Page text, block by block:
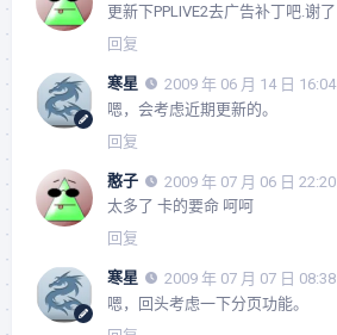
更新下PPLIVE2去广告补丁吧.谢了
回复
寒星
2009 年 06 月 14 日 16:04
嗯，会考虑近期更新的。
回复
憨子
2009 年 07 月 06 日 22:20
太多了 卡的要命 呵呵
回复
寒星
2009 年 07 月 07 日 08:38
嗯，回头考虑一下分页功能。